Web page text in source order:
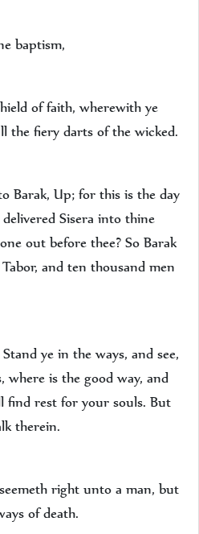
baptism,
of faith, wherewith ye
the fiery darts of the wicked.
Barak, Up; for this is the day
Sisera into thine
out before thee? So Barak
and ten thousand men
ye in the ways, and see,
where is the good way, and
find rest for your souls. But
therein.
right unto a man, but
of death.